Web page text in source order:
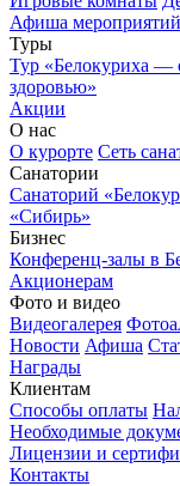
Афиша мероприятий
Туры
Тур «Белокуриха —
здоровью»
Акции
О нас
О курорте Сеть
Санатории
Санаторий
«Сибирь»
Бизнес
Конференц-залы в
Акционерам
Фото и видео
Видеогалерея
Новости Афиша
Награды
Клиентам
Способы оплаты
Необходимые
Лицензии и
Контакты